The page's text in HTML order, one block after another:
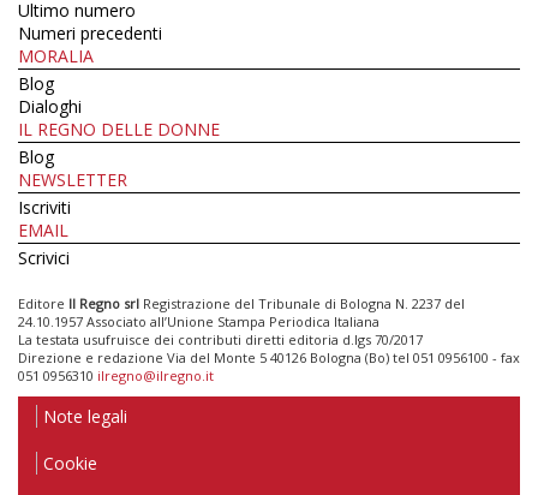
Ultimo numero
Numeri precedenti
MORALIA
Blog
Dialoghi
IL REGNO DELLE DONNE
Blog
NEWSLETTER
Iscriviti
EMAIL
Scrivici
Editore Il Regno srl Registrazione del Tribunale di Bologna N. 2237 del
24.10.1957 Associato all’Unione Stampa Periodica Italiana
La testata usufruisce dei contributi diretti editoria d.lgs 70/2017
Direzione e redazione Via del Monte 5 40126 Bologna (Bo) tel 051 0956100 - fax
051 0956310 ilregno@ilregno.it
Note legali
Cookie